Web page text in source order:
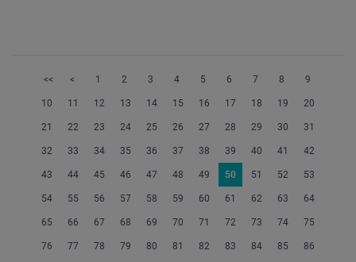
<< < 1 2 3 4 5 6 7 8 9
10 11 12 13 14 15 16 17 18 19 20
21 22 23 24 25 26 27 28 29 30 31
32 33 34 35 36 37 38 39 40 41 42
43 44 45 46 47 48 49 50 51 52 53
54 55 56 57 58 59 60 61 62 63 64
65 66 67 68 69 70 71 72 73 74 75
76 77 78 79 80 81 82 83 84 85 86